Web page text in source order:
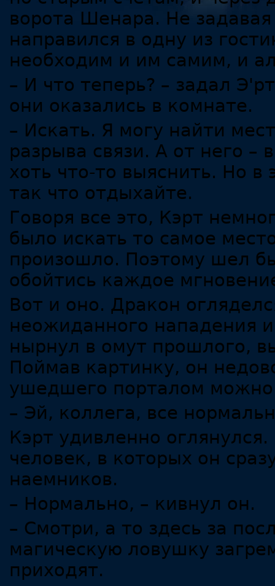
ворота Шенара. Не
направился в одну из
необходим и им самим, и
– И что теперь? – задал
они оказались в комнате.
– Искать. Я могу найти
разрыва связи. А от него
хоть что-то выяснить. Но
так что отдыхайте.
Говоря все это, Кэрт
было искать то самое
произошло. Поэтому шел
обойтись каждое
Вот и оно. Дракон
неожиданного нападения
нырнул в омут прошлого,
Поймав картинку, он
ушедшего порталом
– Эй, коллега, все
Кэрт удивленно
человек, в которых он
наемников.
– Нормально, – кивнул он.
– Смотри, а то здесь за
магическую ловушку
приходят.